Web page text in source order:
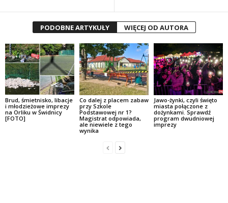
PODOBNE ARTYKUŁY WIĘCEJ OD AUTORA
Brud, śmietnisko, libacje
i młodzieżowe imprezy
na Orliku w Świdnicy
[FOTO]
Co dalej z placem zabaw
przy Szkole
Podstawowej nr 1?
Magistrat odpowiada,
ale niewiele z tego
wynika
Jawo-żynki, czyli święto
miasta połączone z
dożynkami. Sprawdź
program dwudniowej
imprezy